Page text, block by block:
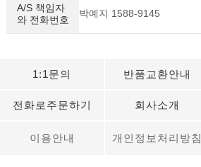
A/S 책임자
와 전화번호
박예지 1588-9145
1:1문의 반품교환안내
전화로주문하기 회사소개
이용안내 개인정보처리방침